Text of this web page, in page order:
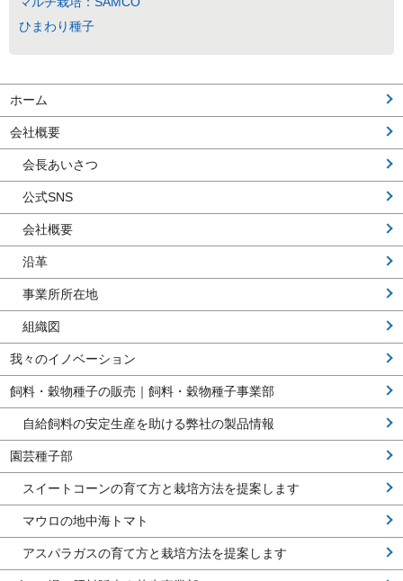
ひまわり種子
ホーム
会社概要
会長あいさつ
公式SNS
会社概要
沿革
事業所所在地
組織図
我々のイノベーション
飼料・穀物種子の販売｜飼料・穀物種子事業部
自給飼料の安定生産を助ける弊社の製品情報
園芸種子部
スイートコーンの育て方と栽培方法を提案します
マウロの地中海トマト
アスパラガスの育て方と栽培方法を提案します